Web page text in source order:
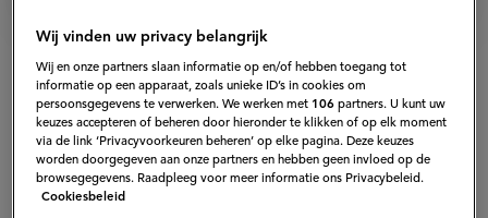
Wij vinden uw privacy belangrijk
Wij en onze partners slaan informatie op en/of hebben toegang tot
informatie op een apparaat, zoals unieke ID’s in cookies om
persoonsgegevens te verwerken. We werken met 106 partners. U kunt uw
keuzes accepteren of beheren door hieronder te klikken of op elk moment
via de link ‘Privacyvoorkeuren beheren’ op elke pagina. Deze keuzes
worden doorgegeven aan onze partners en hebben geen invloed op de
browsegegevens. Raadpleeg voor meer informatie ons Privacybeleid.
Cookiesbeleid